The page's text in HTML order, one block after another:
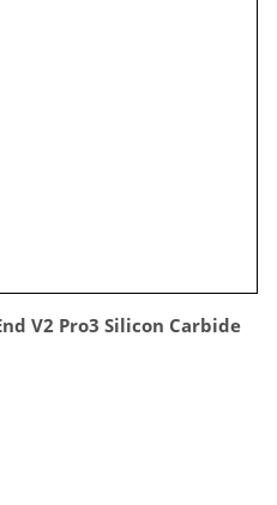
V2 Pro3 Silicon Carbide